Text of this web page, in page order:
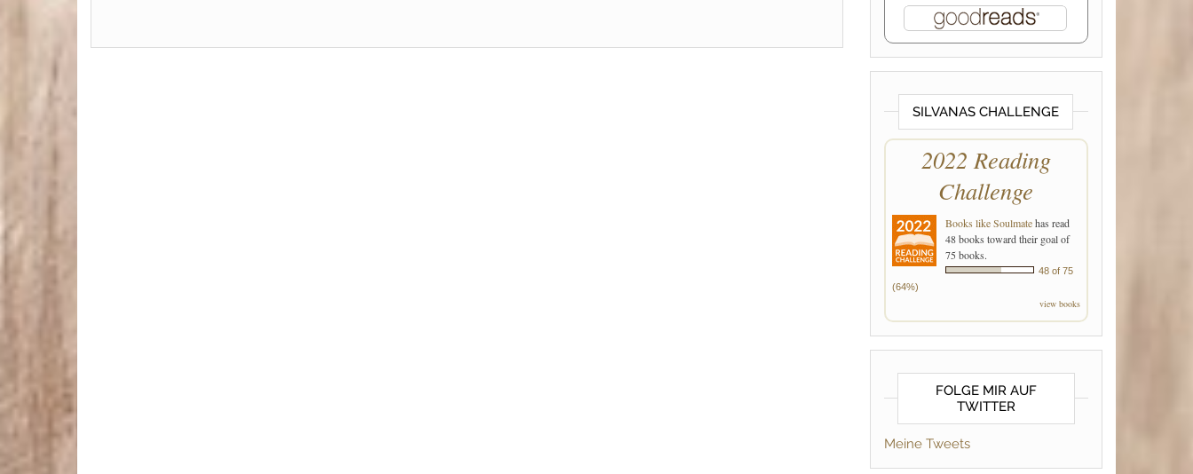
SILVANAS CHALLENGE
2022 Reading
Challenge
Books like Soulmatehas read
48 books toward their goal of
75 books.
48 of 75
(64%)
view books
FOLGE MIR AUF
TWITTER
Meine Tweets